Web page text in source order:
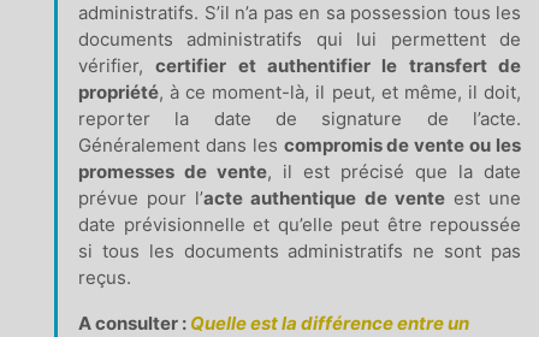
administratifs. S’il n’a pas en sa possession tous les
documents administratifs qui lui permettent de
vérifier,certifier et authentifier le transfert de
propriété, à ce moment-là, il peut, et même, il doit,
reporter la date de signature de l’acte.
Généralement dans les compromis de vente ou les
promesses de vente, il est précisé que la date
prévue pour l’acte authentique de venteest une
date prévisionnelle et qu’elle peut être repoussée
si tous les documents administratifs ne sont pas
reçus.
A consulter : Quelle est la différence entre un